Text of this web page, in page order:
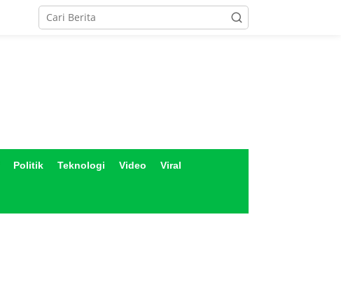
Politik Teknologi Video Viral